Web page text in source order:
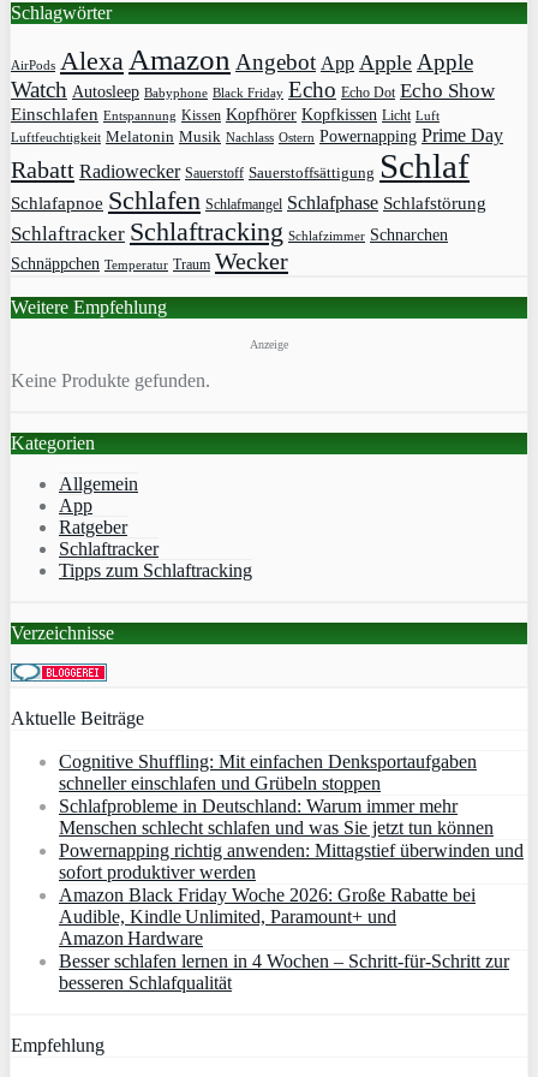
Schlagwörter
AirPods Alexa Amazon Angebot App Apple Apple
Watch Autosleep Babyphone Black Friday Echo Echo Dot Echo Show
Einschlafen Entspannung Kissen Kopfhörer Kopfkissen Licht Luft
Luftfeuchtigkeit Melatonin Musik Nachlass Ostern Powernapping Prime Day
Rabatt Radiowecker Sauerstoff Sauerstoffsättigung Schlaf
Schlafapnoe Schlafen Schlafmangel Schlafphase Schlafstörung
Schlaftracker Schlaftracking Schlafzimmer Schnarchen
Schnäppchen Temperatur Traum Wecker
Weitere Empfehlung
Anzeige
Keine Produkte gefunden.
Kategorien
Allgemein
App
Ratgeber
Schlaftracker
Tipps zum Schlaftracking
Verzeichnisse
Aktuelle Beiträge
Cognitive Shuffling: Mit einfachen Denksportaufgaben
schneller einschlafen und Grübeln stoppen
Schlafprobleme in Deutschland: Warum immer mehr
Menschen schlecht schlafen und was Sie jetzt tun können
Powernapping richtig anwenden: Mittagstief überwinden und
sofort produktiver werden
Amazon Black Friday Woche 2026: Große Rabatte bei
Audible, Kindle Unlimited, Paramount+ und
Amazon Hardware
Besser schlafen lernen in 4 Wochen – Schritt‑für‑Schritt zur
besseren Schlafqualität
Empfehlung